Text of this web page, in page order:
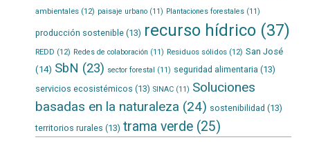
ambientales(12) paisaje urbano(11) Plantaciones forestales(11)
producción sostenible(13) recurso hídrico(37)
REDD (12) Redes de colaboración (11) Residuos sólidos(12) San José
(14) SbN (23) sector forestal (11) seguridad alimentaria (13)
servicios ecosistémicos (13) SINAC(11) Soluciones
basadas en la naturaleza (24) sostenibilidad (13)
territorios rurales (13) trama verde(25)